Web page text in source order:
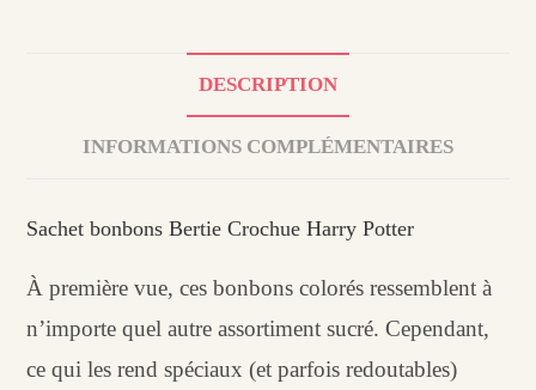
DESCRIPTION
INFORMATIONS COMPLÉMENTAIRES
Sachet bonbons Bertie Crochue Harry Potter
À première vue, ces bonbons colorés ressemblent à
n’importe quel autre assortiment sucré. Cependant,
ce qui les rend spéciaux (et parfois redoutables)